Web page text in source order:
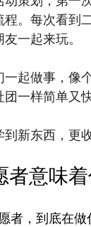
。每次看到
一起来玩。
起做事，像
一样简单又快
新东西，更
意味着
者，到底在做